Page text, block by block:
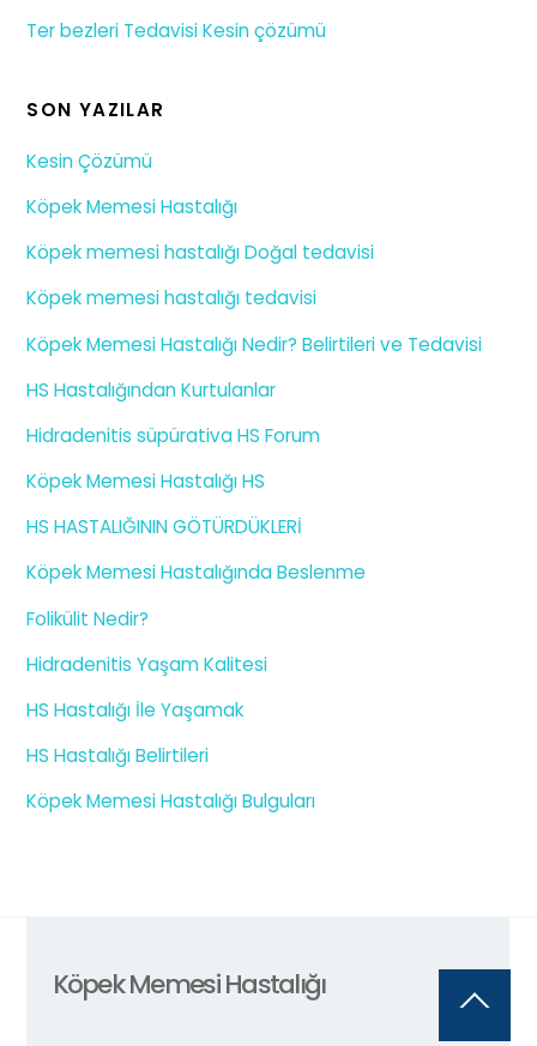
Ter bezleri Tedavisi Kesin çözümü
SON YAZILAR
Kesin Çözümü
Köpek Memesi Hastalığı
Köpek memesi hastalığı Doğal tedavisi
Köpek memesi hastalığı tedavisi
Köpek Memesi Hastalığı Nedir? Belirtileri ve Tedavisi
HS Hastalığından Kurtulanlar
Hidradenitis süpürativa HS Forum
Köpek Memesi Hastalığı HS
HS HASTALIĞININ GÖTÜRDÜKLERİ
Köpek Memesi Hastalığında Beslenme
Folikülit Nedir?
Hidradenitis Yaşam Kalitesi
HS Hastalığı İle Yaşamak
HS Hastalığı Belirtileri
Köpek Memesi Hastalığı Bulguları
Back
Köpek Memesi Hastalığı